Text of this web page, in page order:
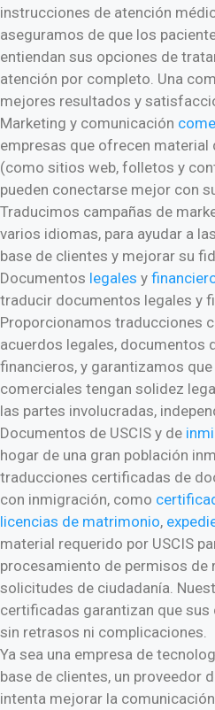
instrucciones de atención
aseguramos de que los
entiendan sus opciones de
atención por completo. Una
mejores resultados y
Marketing y comunicación
empresas que ofrecen
(como sitios web, folletos y
pueden conectarse mejor con
Traducimos campañas de
varios idiomas, para ayudar a
base de clientes y mejorar su
Documentos legales y
traducir documentos legales y
Proporcionamos traducciones
acuerdos legales, documentos
financieros, y garantizamos
comerciales tengan solidez
las partes involucradas,
Documentos de USCIS y de
hogar de una gran población
traducciones certificadas de
con inmigración, como
licencias de matrimonio,
material requerido por USCIS
procesamiento de permisos de
solicitudes de ciudadanía.
certificadas garantizan que
sin retrasos ni complicaciones.
Ya sea una empresa de
base de clientes, un proveedor
intenta mejorar la